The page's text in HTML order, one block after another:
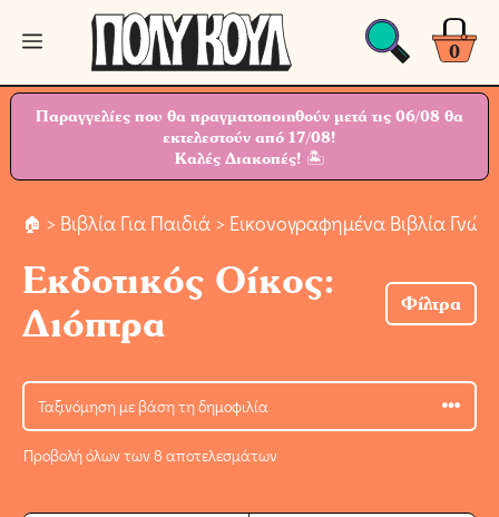
Μετάβαση
περιεχόμενο
0
Μενού
Παραγγελίες που θα πραγματοποιηθούν μετά τις 06/08 θα
εκτελεστούν από 17/08!
Καλές Διακοπές! 🏝
> Βιβλία Για Παιδιά > Εικονογραφημένα Βιβλία
Εκδοτικός Οίκος:
Διόπτρα
Φίλτρα
Προβολή όλων των 8 αποτελεσμάτων